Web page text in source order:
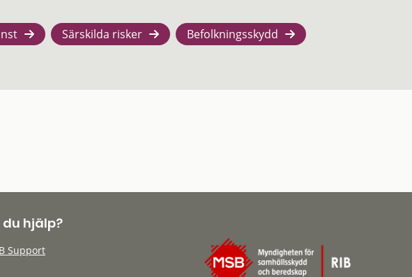
Särskilda risker Befolkningsskydd
hjälp?
Support